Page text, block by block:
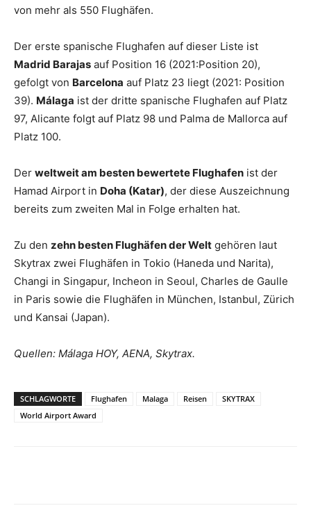
von mehr als 550 Flughäfen.
Der erste spanische Flughafen auf dieser Liste ist
Madrid Barajas auf Position 16 (2021:Position 20),
gefolgt von Barcelona auf Platz 23 liegt (2021: Position
39). Málaga ist der dritte spanische Flughafen auf Platz
97, Alicante folgt auf Platz 98 und Palma de Mallorca auf
Platz 100.
Der weltweit am besten bewertete Flughafen ist der
Hamad Airport in Doha (Katar), der diese Auszeichnung
bereits zum zweiten Mal in Folge erhalten hat.
Zu den zehn besten Flughäfen der Welt gehören laut
Skytrax zwei Flughäfen in Tokio (Haneda und Narita),
Changi in Singapur, Incheon in Seoul, Charles de Gaulle
in Paris sowie die Flughäfen in München, Istanbul, Zürich
und Kansai (Japan).
Quellen: Málaga HOY, AENA, Skytrax.
SCHLAGWORTE Flughafen Malaga Reisen
SKYTRAX
World Airport Award